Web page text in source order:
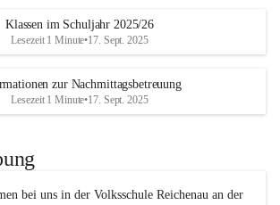
Klassen im Schuljahr 2025/26
Lesezeit 1 Minute•17. Sept. 2025
zur Nachmittagsbetreuung
Lesezeit 1 Minute•17. Sept. 2025
bei uns in der Volksschule Reichenau an der